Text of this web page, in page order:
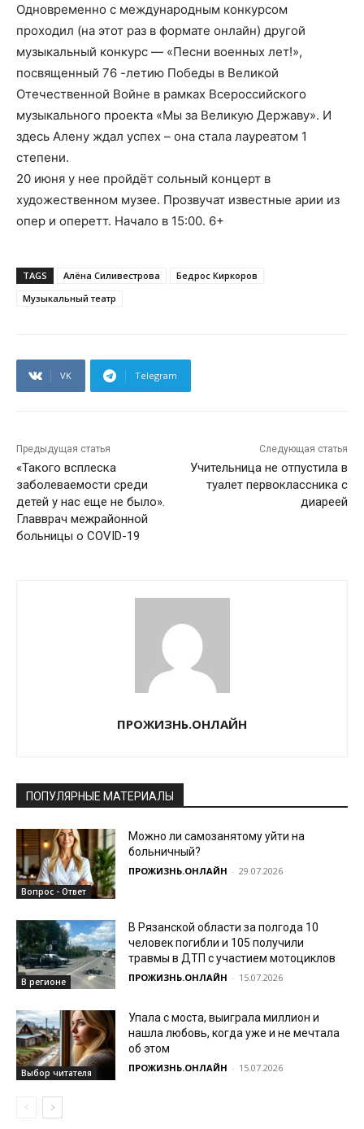
Одновременно с международным конкурсом
проходил (на этот раз в формате онлайн) другой
музыкальный конкурс — «Песни военных лет!»,
посвященный 76 -летию Победы в Великой
Отечественной Войне в рамках Всероссийского
музыкального проекта «Мы за Великую Державу». И
здесь Алену ждал успех – она стала лауреатом 1
степени.
20 июня у нее пройдёт сольный концерт в
художественном музее. Прозвучат известные арии из
опер и оперетт. Начало в 15:00. 6+
TAGS Алёна Силивестрова
Бедрос Киркоров
Музыкальный театр
VK Telegram
Предыдущая статья
«Такого всплеска
заболеваемости среди
детей у нас еще не было».
Главврач межрайонной
больницы о COVID-19
Следующая статья
Учительница не отпустила в
туалет первоклассника с
диареей
ПРОЖИЗНЬ.ОНЛАЙН
ПОПУЛЯРНЫЕ МАТЕРИАЛЫ
Вопрос - Ответ
Можно ли самозанятому уйти на
больничный?
ПРОЖИЗНЬ.ОНЛАЙН - 29.07.2026
В регионе
В Рязанской области за полгода 10
человек погибли и 105 получили
травмы в ДТП с участием мотоциклов
ПРОЖИЗНЬ.ОНЛАЙН - 15.07.2026
Выбор читателя
Упала с моста, выиграла миллион и
нашла любовь, когда уже и не мечтала
об этом
ПРОЖИЗНЬ.ОНЛАЙН - 15.07.2026